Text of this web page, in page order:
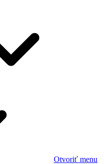
Otvoriť menu